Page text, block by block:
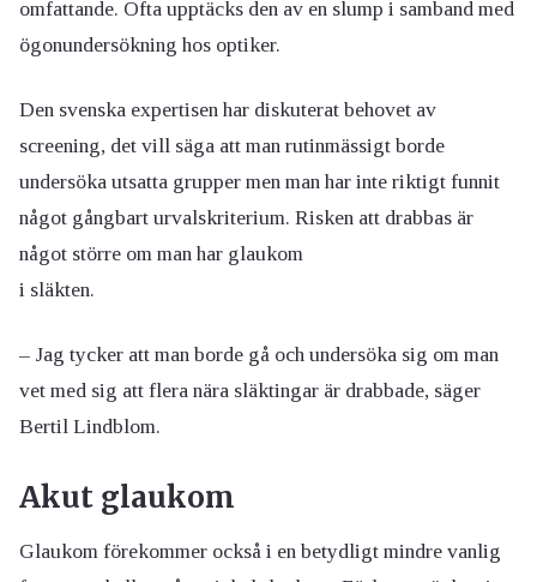
omfattande. Ofta upptäcks den av en slump i samband med
ögonundersökning hos optiker.
Den svenska expertisen har diskuterat behovet av
screening, det vill säga att man rutinmässigt borde
undersöka utsatta grupper men man har inte riktigt funnit
något gångbart urvalskriterium. Risken att drabbas är
något större om man har glaukom
i släkten.
– Jag tycker att man borde gå och undersöka sig om man
vet med sig att flera nära släktingar är drabbade, säger
Bertil Lindblom.
Akut glaukom
Glaukom förekommer också i en betydligt mindre vanlig